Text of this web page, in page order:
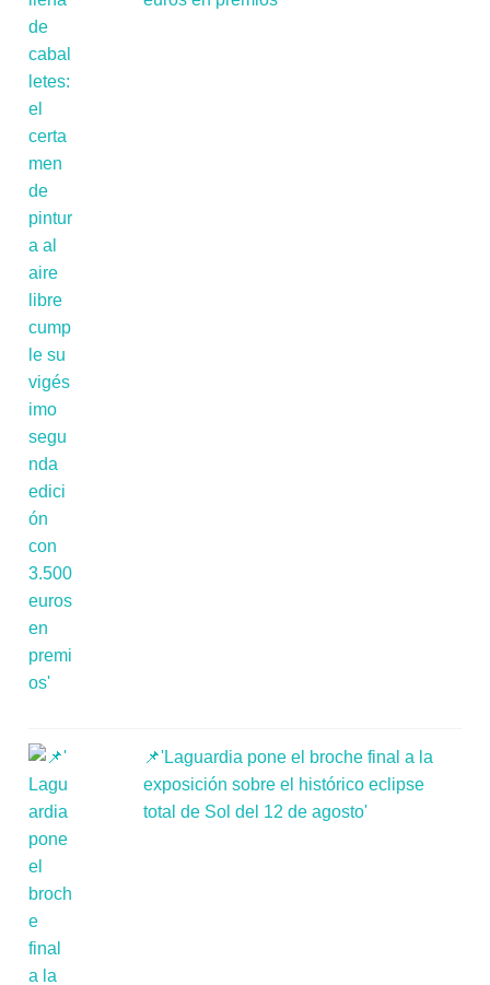
📌'Laguardia pone el broche final a la
exposición sobre el histórico eclipse
total de Sol del 12 de agosto'